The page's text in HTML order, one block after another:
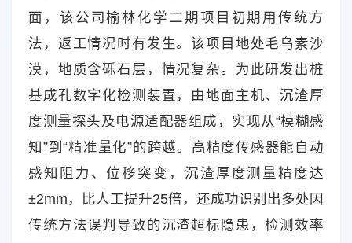
面，该公司榆林化学二期项目初期用传统方
法，返工情况时有发生。该项目地处毛乌素沙
漠，地质含砾石层，情况复杂。为此研发出桩
基成孔数字化检测装置，由地面主机、沉渣厚
度测量探头及电源适配器组成，实现从“模糊感
知”到“精准量化”的跨越。高精度传感器能自动
感知阻力、位移突变，沉渣厚度测量精度达
±2mm，比人工提升25倍，还成功识别出多处因
传统方法误判导致的沉渣超标隐患，检测效率